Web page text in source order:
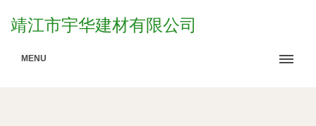
靖江市宇华建材有限公司
MENU